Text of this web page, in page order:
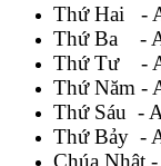
Thứ Hai -
Thứ Ba -
Thứ Tư -
Thứ Năm -
Thứ Sáu -
Thứ Bảy -
Chúa Nhật